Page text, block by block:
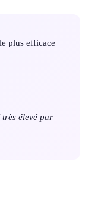
plus efficace
élevé par